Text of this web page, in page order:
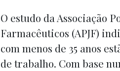
O estudo da Associação
Farmacêuticos (APJF)
com menos de 35 anos
de trabalho. Com base